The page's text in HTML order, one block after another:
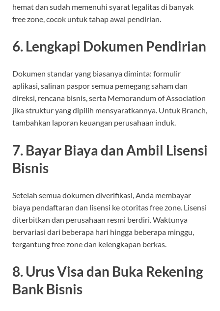
hemat dan sudah memenuhi syarat legalitas di banyak
free zone, cocok untuk tahap awal pendirian.
6. Lengkapi Dokumen Pendirian
Dokumen standar yang biasanya diminta: formulir
aplikasi, salinan paspor semua pemegang saham dan
direksi, rencana bisnis, serta Memorandum of Association
jika struktur yang dipilih mensyaratkannya. Untuk Branch,
tambahkan laporan keuangan perusahaan induk.
7. Bayar Biaya dan Ambil Lisensi
Bisnis
Setelah semua dokumen diverifikasi, Anda membayar
biaya pendaftaran dan lisensi ke otoritas free zone. Lisensi
diterbitkan dan perusahaan resmi berdiri. Waktunya
bervariasi dari beberapa hari hingga beberapa minggu,
tergantung free zone dan kelengkapan berkas.
8. Urus Visa dan Buka Rekening
Bank Bisnis